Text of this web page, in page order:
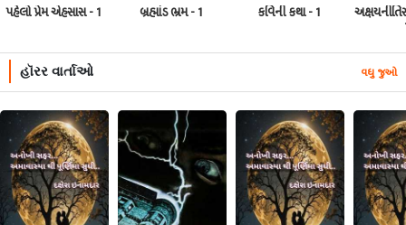
પહેલો પ્રેમ એહસાસ - 1 બ્રહ્માંડ ભ્રમ - 1 કવિની કથા - 1
હૉરર વાર્તાઓ વધુ જુઓ